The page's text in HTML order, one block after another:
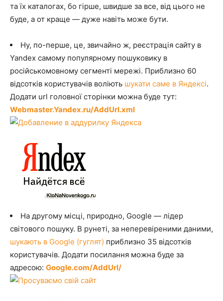
та їх каталогах, бо гірше, швидше за все, від цього не
буде, а от краще — дуже навіть може бути.
Ну, по-перше, це, звичайно ж, реєстрація сайту в
Yandex самому популярному пошуковику в
російськомовному сегменті мережі. Приблизно 60
відсотків користувачів воліють шукати саме в Яндексі.
Додати url головної сторінки можна буде тут:
Webmaster.Yandex.ru/AddUrl.xml
На другому місці, природно, Google — лідер
світового пошуку. В рунеті, за неперевіреними даними,
шукають в Google (гуглят) приблизно 35 відсотків
користувачів. Додати посилання можна буде за
адресою: Google.com/AddUrl/